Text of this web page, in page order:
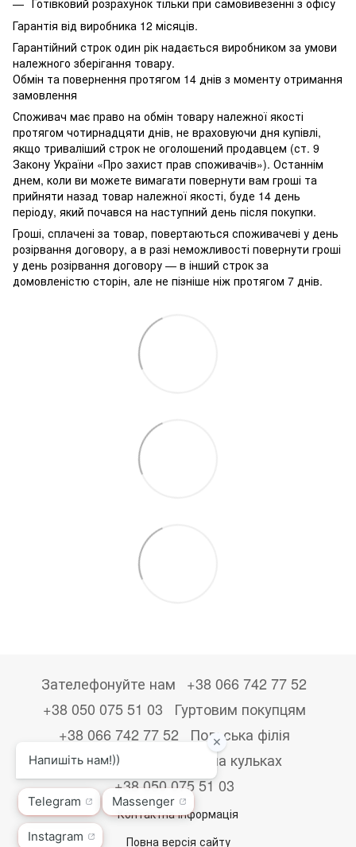
Готівковий розрахунок тільки при самовивезенні з офісу
Гарантія від виробника 12 місяців.
Гарантійний строк один рік надається виробником за умови
належного зберігання товару.
Обмін та повернення протягом 14 днів з моменту отримання
замовлення
Споживач має право на обмін товару належної якості
протягом чотирнадцяти днів, не враховуючи дня купівлі,
якщо триваліший строк не оголошений продавцем (ст. 9
Закону України «Про захист прав споживачів»). Останнім
днем, коли ви можете вимагати повернути вам гроші та
прийняти назад товар належної якості, буде 14 день
періоду, який почався на наступний день після покупки.
Гроші, сплачені за товар, повертаються споживачеві у день
розірвання договору, а в разі неможливості повернути гроші
у день розірвання договору — в інший строк за
домовленістю сторін, але не пізніше ніж протягом 7 днів.
Зателефонуйте нам
+38 066 742 77 52
+38 050 075 51 03
Гуртовим покупцям
+38 066 742 77 52
Польська філія
+48533867723
Друк на кульках
+38 050 075 51 03
Контактна інформація
Повна версія сайту